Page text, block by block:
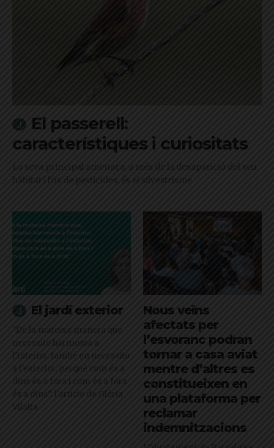
El passerell:
característiques i curiositats
La seva principal amenaça, a més de la desaparició del seu
hàbitat i l'ús de pesticides, és el silvestrisme
El jardí exterior
"De la mateixa manera que
necessito harmonia a
l’interior, també en necessito
a l’exterior, perquè com és a
dins és a fora i com és a fora
és a dins": l'article de Glòria
Vilalta
Nous veïns
afectats per
l’esvoranc podran
tornar a casa aviat
mentre d’altres es
constitueixen en
una plataforma per
reclamar
indemnitzacions